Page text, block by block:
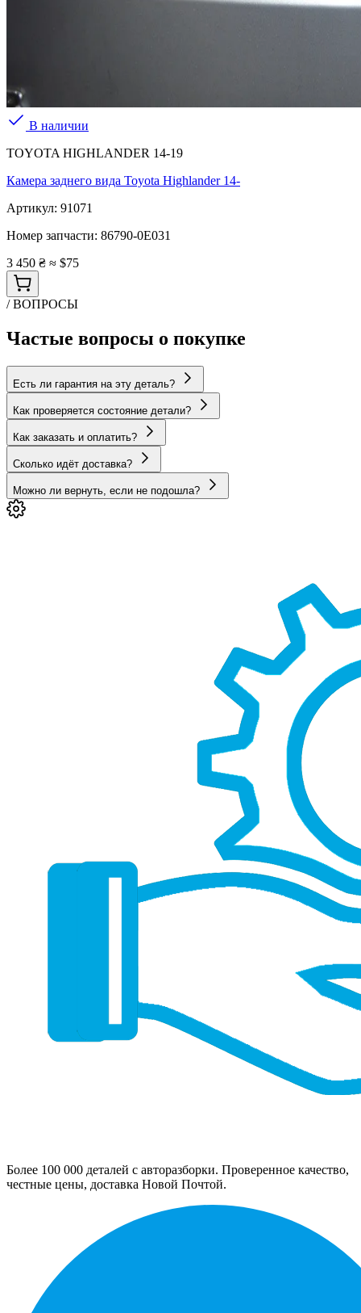
В наличии
TOYOTA HIGHLANDER 14-19
Камера заднего вида Toyota Highlander 14-
Артикул: 91071
Номер запчасти: 86790-0E031
3 450 ₴ ≈ $75
/ ВОПРОСЫ
Частые вопросы о покупке
Есть ли гарантия на эту деталь?
Как проверяется состояние детали?
Как заказать и оплатить?
Сколько идёт доставка?
Можно ли вернуть, если не подошла?
Более 100 000 деталей с авторазборки. Проверенное качество,
честные цены, доставка Новой Почтой.